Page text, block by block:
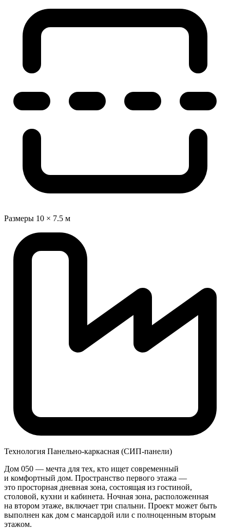
Размеры 10 × 7.5 м
Технология Панельно-каркасная (СИП-панели)
Дом 050 — мечта для тех, кто ищет современный
и комфортный дом. Пространство первого этажа —
это просторная дневная зона, состоящая из гостиной,
столовой, кухни и кабинета. Ночная зона, расположенная
на втором этаже, включает три спальни. Проект может быть
выполнен как дом с мансардой или с полноценным вторым
этажом.